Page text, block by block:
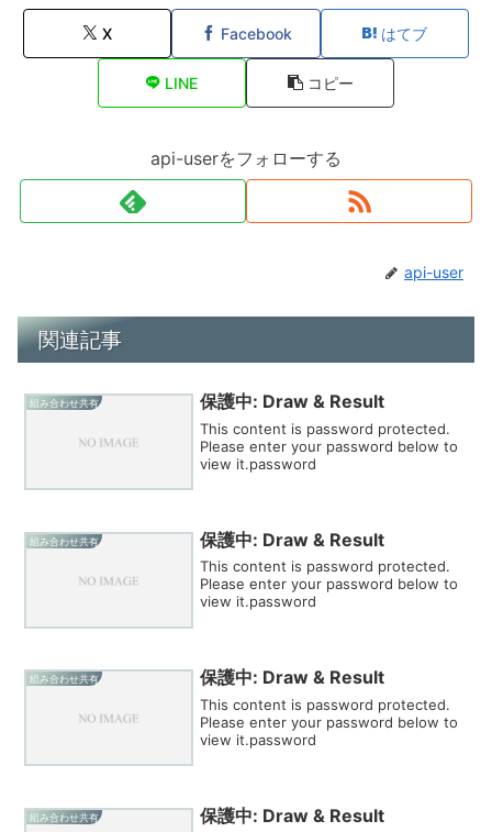
X Facebook はてブ
LINE コピー
api-userをフォローする
api-user
関連記事
組み合わせ共有 保護中: Draw & Result
This content is password protected.
Please enter your password below to
view it.password
組み合わせ共有 保護中: Draw & Result
This content is password protected.
Please enter your password below to
view it.password
組み合わせ共有 保護中: Draw & Result
This content is password protected.
Please enter your password below to
view it.password
組み合わせ共有 保護中: Draw & Result